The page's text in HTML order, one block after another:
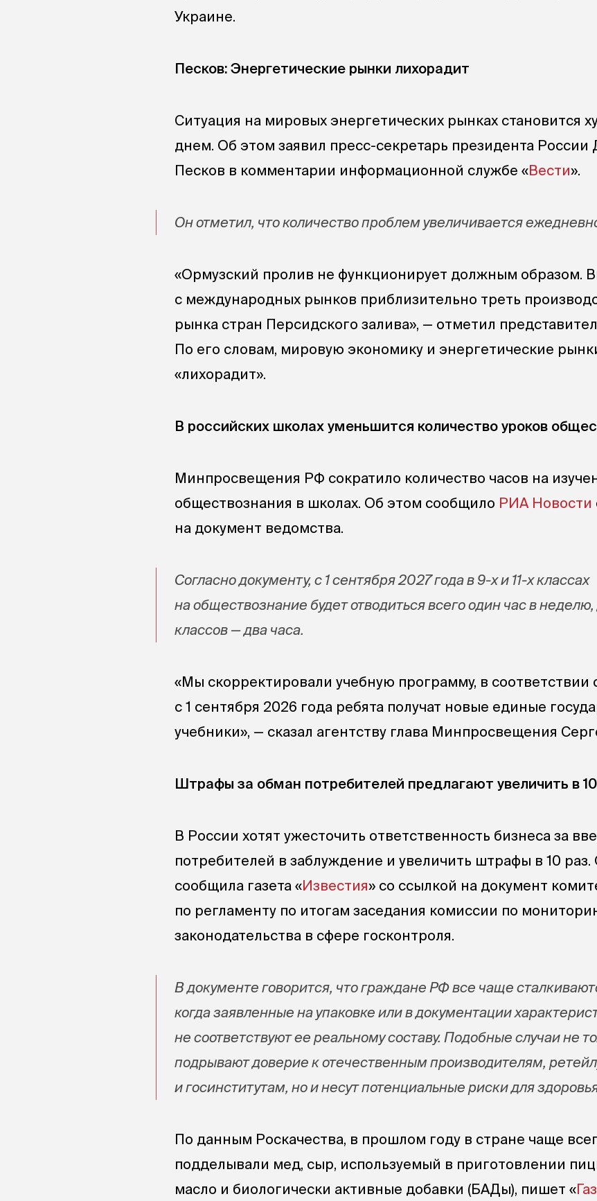
Украине.
Песков: Энергетические рынки лихорадит
Ситуация на мировых энергетических рынках становится
днем. Об этом заявил пресс-секретарь президента России
Песков в комментарии информационной службе «Вести».
Он отметил, что количество проблем увеличивается
«Ормузский пролив не функционирует должным образом.
с международных рынков приблизительно треть
рынка стран Персидского залива», — отметил
По его словам, мировую экономику и энергетические
«лихорадит».
В российских школах уменьшится количество уроков
Минпросвещения РФ сократило количество часов на
обществознания в школах. Об этом сообщило РИА Новости
на документ ведомства.
Согласно документу, с 1 сентября 2027 года в 9-х и 11-х классах
на обществознание будет отводиться всего один час в
классов — два часа.
«Мы скорректировали учебную программу, в соответствии
с 1 сентября 2026 года ребята получат новые единые
учебники», — сказал агентству глава Минпросвещения
Штрафы за обман потребителей предлагают увеличить в
В России хотят ужесточить ответственность бизнеса за
потребителей в заблуждение и увеличить штрафы в 10
сообщила газета «Известия» со ссылкой на документ
по регламенту по итогам заседания комиссии по
законодательства в сфере госконтроля.
В документе говорится, что граждане РФ все чаще
когда заявленные на упаковке или в документации
не соответствуют ее реальному составу. Подобные случаи не
подрывают доверие к отечественным производителям,
и госинститутам, но и несут потенциальные риски для
По данным Роскачества, в прошлом году в стране чаще
подделывали мед, сыр, используемый в приготовлении
масло и биологически активные добавки (БАДы), пишет «